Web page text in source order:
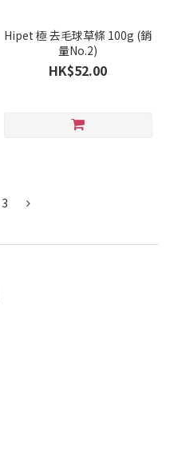
Hipet 極 去毛球草條 100g (銷
量No.2)
HK$52.00
3